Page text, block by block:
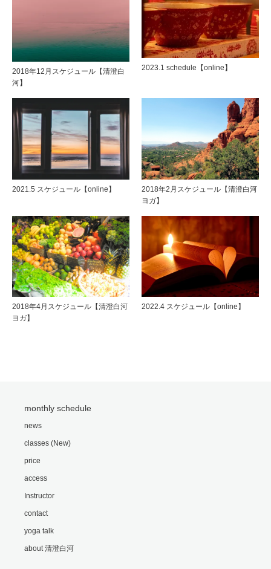
2018年12月スケジュール【清澄白
河】
2023.1 schedule【online】
2021.5 スケジュール【online】
2018年2月スケジュール【清澄白河
ヨガ】
2018年4月スケジュール【清澄白河
ヨガ】
2022.4 スケジュール【online】
monthly schedule
news
classes (New)
price
access
Instructor
contact
yoga talk
about 清澄白河